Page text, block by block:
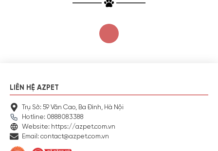
LIÊN HỆ AZPET
Trụ Sở: 59 Văn Cao, Ba Đình, Hà Nội
Hotline: 0888083388
Website: https://azpet.com.vn
Email: contact@azpet.com.vn